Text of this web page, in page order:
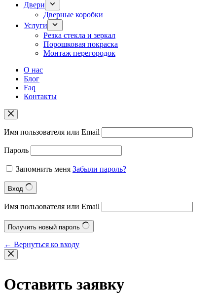
Двери
Дверные коробки
Услуги
Резка стекла и зеркал
Порошковая покраска
Монтаж перегородок
О нас
Блог
Faq
Контакты
Имя пользователя или Email
Пароль
Запомнить меня Забыли пароль?
Вход
Имя пользователя или Email
Получить новый пароль
← Вернуться ко входу
Оставить заявку